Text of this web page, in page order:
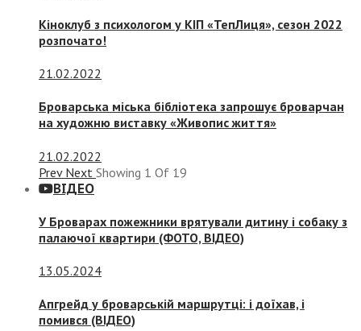
Кіноклуб з психологом у КІП «ТепЛиця», сезон 2022
розпочато!
21.02.2022
Броварська міська бібліотека запрошує броварчан
на художню виставку «Живопис життя»
21.02.2022
Prev Next Showing 1 Of 19
ВІДЕО
У Броварах пожежники врятували дитину і собаку з
палаючої квартири (ФОТО, ВІДЕО)
13.05.2024
Апгрейд у броварській маршрутці: і доїхав, і
помився (ВІДЕО)